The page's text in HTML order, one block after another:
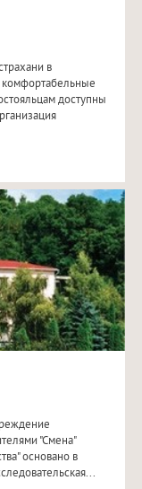
в
доступны
"Смена"
основано в